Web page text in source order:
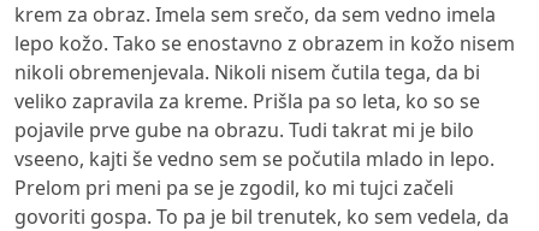
krem za obraz. Imela sem srečo, da sem vedno imela
lepo kožo. Tako se enostavno z obrazem in kožo nisem
nikoli obremenjevala. Nikoli nisem čutila tega, da bi
veliko zapravila za kreme. Prišla pa so leta, ko so se
pojavile prve gube na obrazu. Tudi takrat mi je bilo
vseeno, kajti še vedno sem se počutila mlado in lepo.
Prelom pri meni pa se je zgodil, ko mi tujci začeli
govoriti gospa. To pa je bil trenutek, ko sem vedela, da